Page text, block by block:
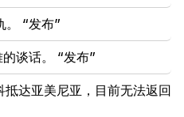
路进行特许经营。奥弗丘
口的不合理限制令人担
“发布”
谈话。 “发布”
达亚美尼亚，目前无法返回